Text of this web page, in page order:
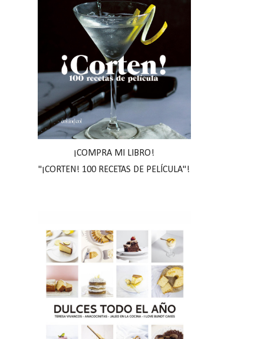
¡COMPRA MI LIBRO!
"¡CORTEN! 100 RECETAS DE PELÍCULA"!